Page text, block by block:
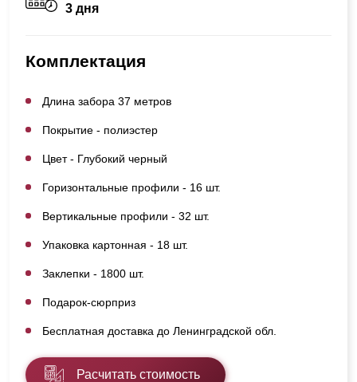
3 дня
Комплектация
Длина забора 37 метров
Покрытие - полиэстер
Цвет - Глубокий черный
Горизонтальные профили - 16 шт.
Вертикальные профили - 32 шт.
Упаковка картонная - 18 шт.
Заклепки - 1800 шт.
Подарок-сюрприз
Бесплатная доставка до Ленинградской обл.
Расчитать стоимость